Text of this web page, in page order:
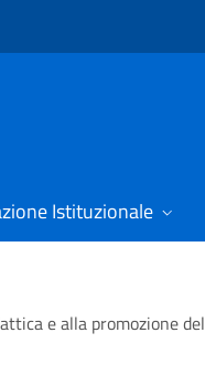
Istituzionale
e alla promozione